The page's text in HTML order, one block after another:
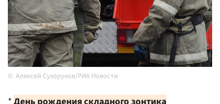
Алексей Сухоруков/РИА Новости